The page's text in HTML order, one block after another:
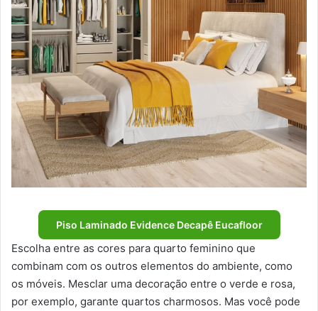
Piso Laminado Evidence Decapê Eucafloor
Escolha entre as cores para quarto feminino que
combinam com os outros elementos do ambiente, como
os móveis. Mesclar uma decoração entre o verde e rosa,
por exemplo, garante quartos charmosos. Mas você pode